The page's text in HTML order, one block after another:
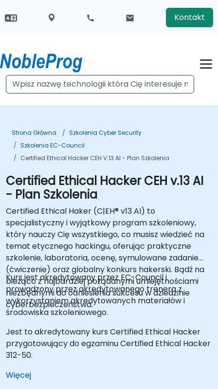
Kontakt
Strona Główna
Szkolenia Cyber Security
Szkolenia EC-Council
Certified Ethical Hacker CEH V.13 AI - Plan Szkolenia
Certified Ethical Hacker CEH v.13 AI
- Plan Szkolenia
Certified Ethical Haker (C|EH® v13 AI) to
specjalistyczny i wyjątkowy program szkoleniowy,
który nauczy Cię wszystkiego, co musisz wiedzieć na
temat etycznego hackingu, oferując praktyczne
szkolenie, laboratoria, ocenę, symulowane zadanie
(ćwiczenie) oraz globalny konkurs hakerski. Bądź na
bieżąco z najbardziej pożądanymi umiejętnościami
niezbędnymi do odniesienia sukcesu w dziedzinie
cyberbezpieczeństwa.
Kurs jest akredytowany przez EC-Council i
prowadzony przez akredytowanego trenera z
wykorzystaniem akredytowanych materiałów i
środowiska szkoleniowego.
Jest to akredytowany kurs Certified Ethical Hacker
przygotowujący do egzaminu Certified Ethical Hacker
312-50.
Więcej